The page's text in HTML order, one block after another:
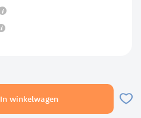
info
info
In winkelwagen